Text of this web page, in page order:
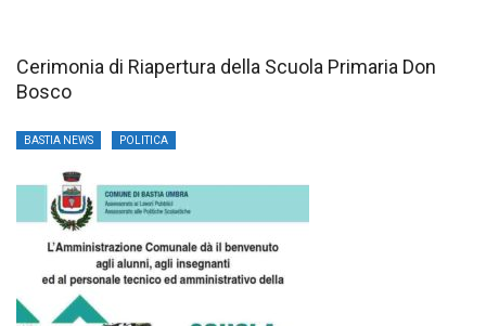
Cerimonia di Riapertura della Scuola Primaria Don
Bosco
BASTIA NEWS POLITICA